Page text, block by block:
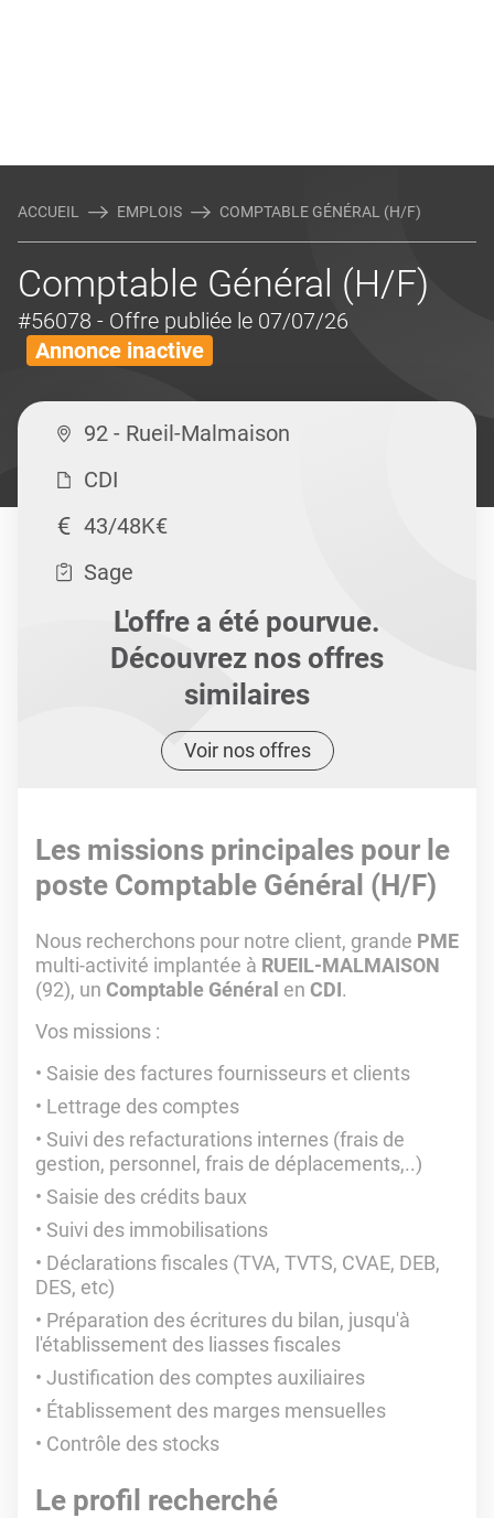
ACCUEIL EMPLOIS COMPTABLE GÉNÉRAL (H/F)
Comptable Général (H/F)
#56078 - Offre publiée le 07/07/26
Annonce inactive
92 - Rueil-Malmaison
CDI
43/48K€
Sage
L'offre a été pourvue.
Découvrez nos offres
similaires
Voir nos offres
Les missions principales pour le
poste Comptable Général (H/F)
Nous recherchons pour notre client, grande PME
multi-activité implantée à RUEIL-MALMAISON
(92), un Comptable Général en CDI.
Vos missions :
Saisie des factures fournisseurs et clients
Lettrage des comptes
Suivi des refacturations internes (frais de
gestion, personnel, frais de déplacements,..)
Saisie des crédits baux
Suivi des immobilisations
Déclarations fiscales (TVA, TVTS, CVAE, DEB,
DES, etc)
Préparation des écritures du bilan, jusqu'à
l'établissement des liasses fiscales
Justification des comptes auxiliaires
Établissement des marges mensuelles
Contrôle des stocks
Le profil recherché